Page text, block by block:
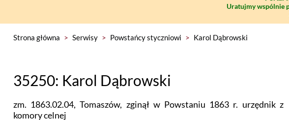
Uratujmy wspólnie
Strona główna > Serwisy > Powstańcy styczniowi > Karol Dąbrowski
35250: Karol Dąbrowski
zm. 1863.02.04, Tomaszów, zginął w Powstaniu 1863 r. urzędnik z
komory celnej